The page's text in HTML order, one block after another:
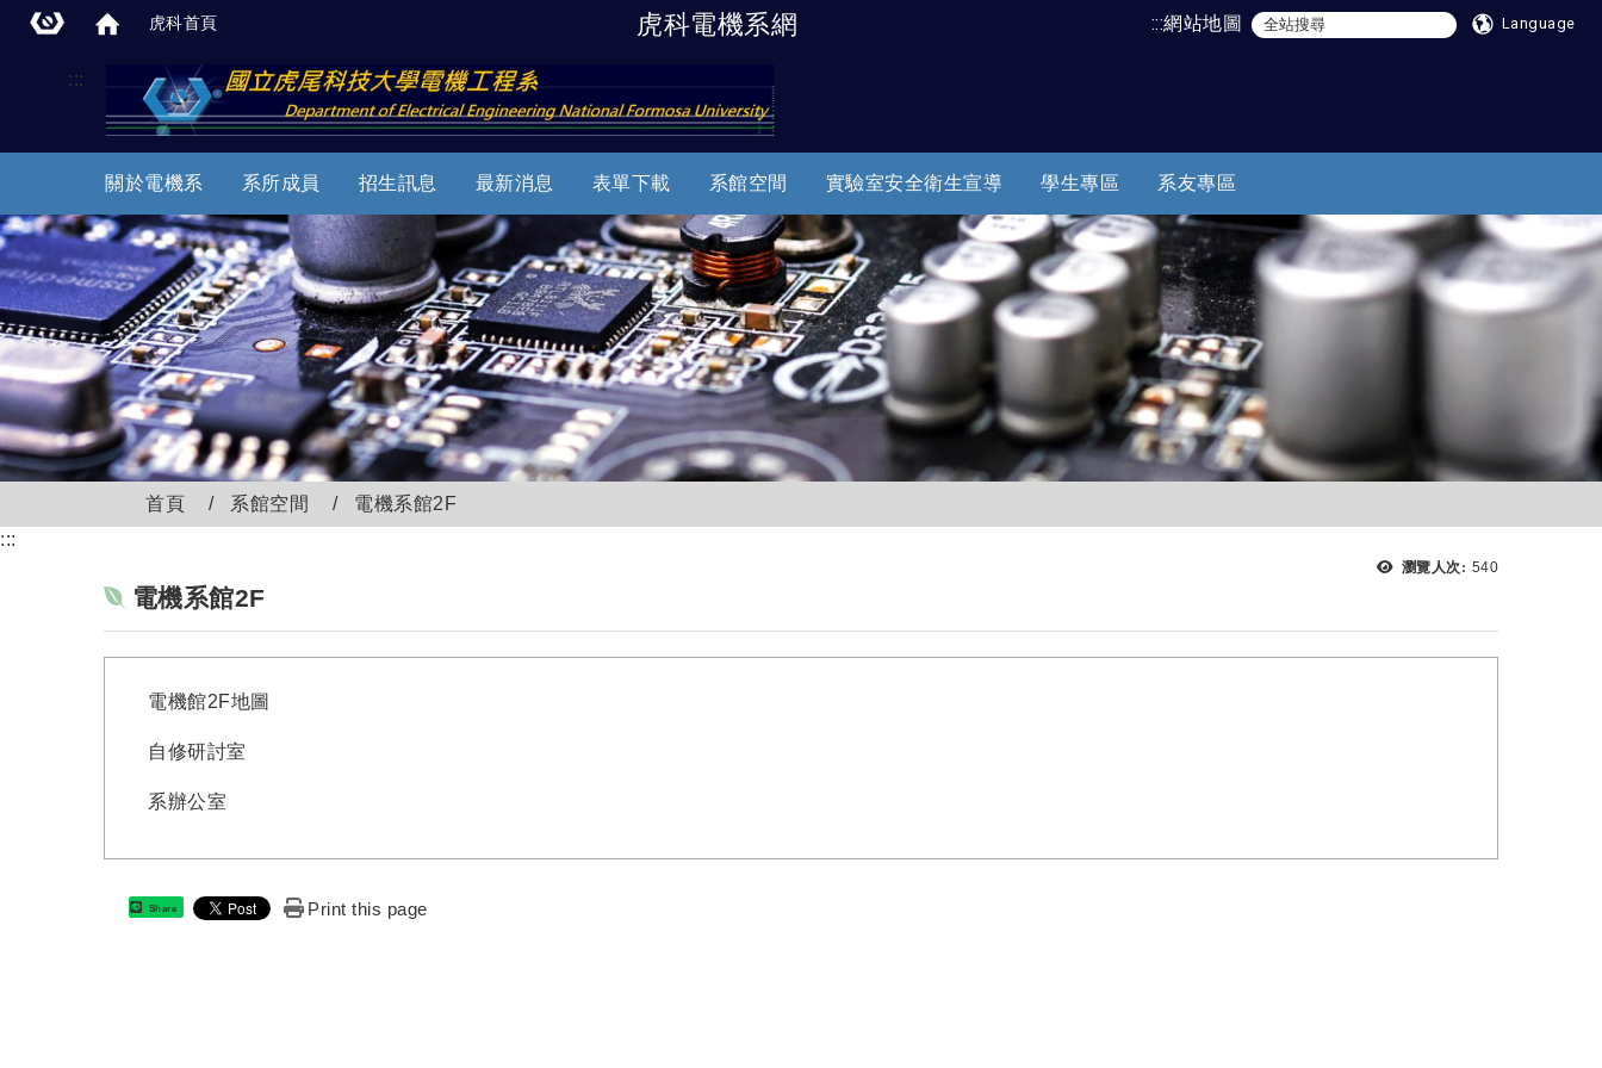
虎科首頁 虎科電機系網 :::網站地圖 Language
跳到主要內容
:::
關於電機系 系所成員 招生訊息 最新消息 表單下載 系館空間 實驗室安全衛生宣導 學生專區 系友專區
首頁 系館空間
電機系館2F
:::
瀏覽人次: 瀏覽次數：
540
電機系館2F
電機館2F地圖
自修研討室
系辦公室
Share Print this page